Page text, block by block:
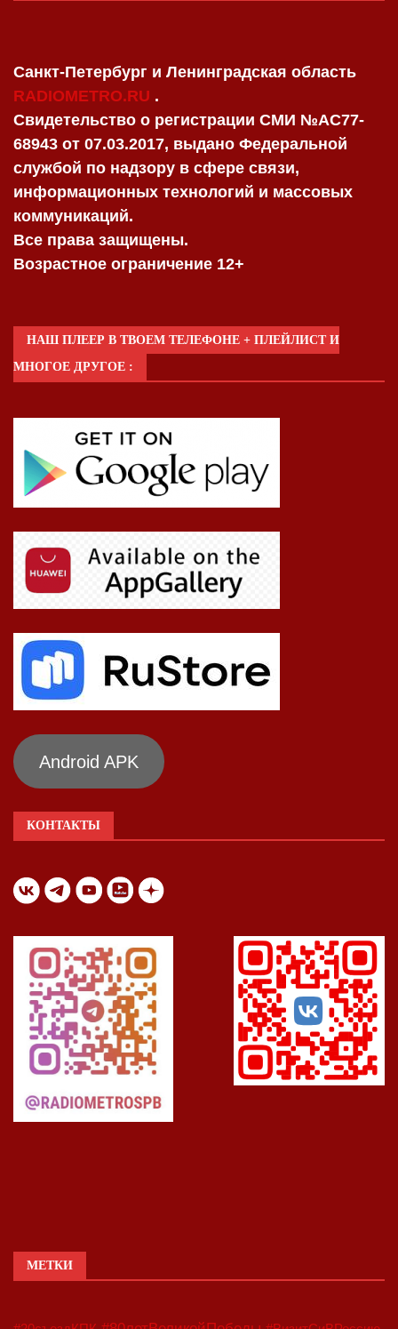
Санкт-Петербург и Ленинградская область
RADIOMETRO.RU .
Свидетельство о регистрации СМИ №AC77-
68943 от 07.03.2017, выдано Федеральной
службой по надзору в сфере связи,
информационных технологий и массовых
коммуникаций.
Все права защищены.
Возрастное ограничение 12+
НАШ ПЛЕЕР В ТВОЕМ ТЕЛЕФОНЕ + ПЛЕЙЛИСТ И
МНОГОЕ ДРУГОЕ :
Android APK
КОНТАКТЫ
МЕТКИ